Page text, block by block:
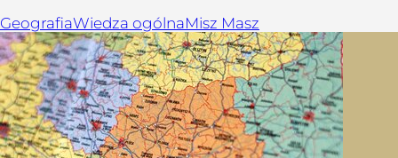
GeografiaWiedza ogólnaMisz Masz